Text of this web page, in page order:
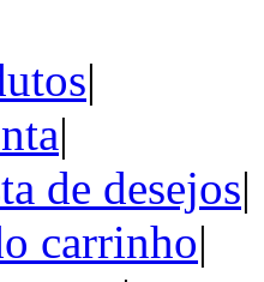
|
|
de desejos|
carrinho|